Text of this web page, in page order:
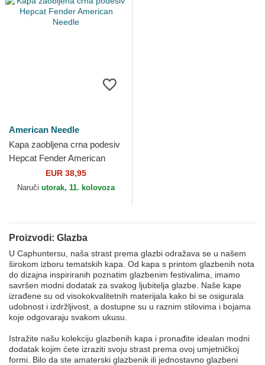
American Needle
Kapa zaobljena crna podesiv
Hepcat Fender American
EUR 38,95
Naruči utorak, 11. kolovoza
Proizvodi: Glazba
U Caphuntersu, naša strast prema glazbi odražava se u našem
širokom izboru tematskih kapa. Od kapa s printom glazbenih nota
do dizajna inspiriranih poznatim glazbenim festivalima, imamo
savršen modni dodatak za svakog ljubitelja glazbe. Naše kape
izrađene su od visokokvalitetnih materijala kako bi se osigurala
udobnost i izdržljivost, a dostupne su u raznim stilovima i bojama
koje odgovaraju svakom ukusu.
Istražite našu kolekciju glazbenih kapa i pronađite idealan modni
dodatak kojim ćete izraziti svoju strast prema ovoj umjetničkoj
formi. Bilo da ste amaterski glazbenik ili jednostavno glazbeni